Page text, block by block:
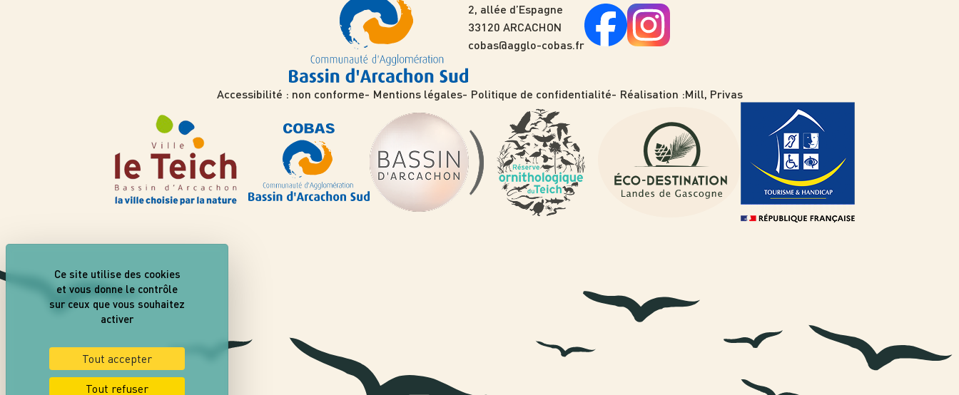
2, allée d’Espagne
33120 ARCACHON
cobas@agglo-cobas.fr
Accessibilité : non conforme Mentions légales Politique de confidentialité Réalisation :Mill, Privas
Ce site utilise des cookies
et vous donne le contrôle
sur ceux que vous souhaitez
activer
Tout accepter
Tout refuser